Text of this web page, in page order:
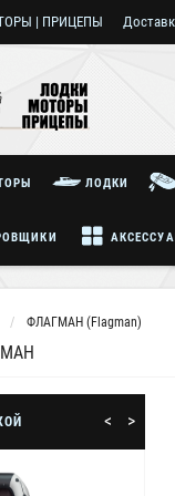
| ПРИЦЕПЫ
ЛОДКИ
ФЛАГМАН (Flagman)
< >